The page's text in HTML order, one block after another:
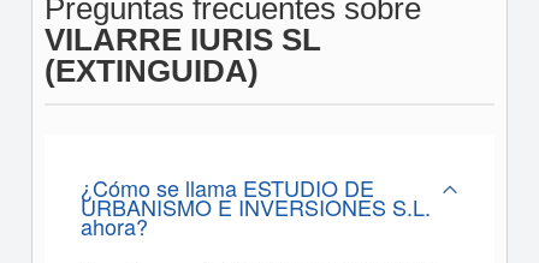
Preguntas frecuentes sobre
VILARRE IURIS SL
(EXTINGUIDA)
¿Cómo se llama ESTUDIO DE
URBANISMO E INVERSIONES S.L.
ahora?